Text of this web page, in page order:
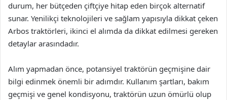
durum, her bütçeden çiftçiye hitap eden birçok alternatif
sunar. Yenilikçi teknolojileri ve sağlam yapısıyla dikkat çeken
Arbos traktörleri, ikinci el alımda da dikkat edilmesi gereken
detaylar arasındadır.
Alım yapmadan önce, potansiyel traktörün geçmişine dair
bilgi edinmek önemli bir adımdır. Kullanım şartları, bakım
geçmişi ve genel kondisyonu, traktörün uzun ömürlü olup